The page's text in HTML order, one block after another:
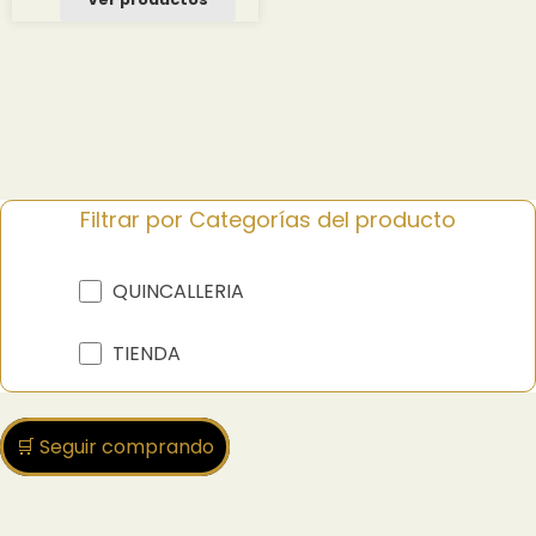
Filtrar por Categorías del producto
QUINCALLERIA
TIENDA
🛒 Seguir comprando